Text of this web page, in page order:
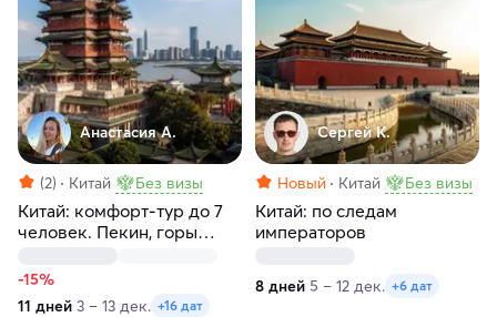
Анастасия А.
(2) Китай Без визы
Китай: комфорт-тур до 7
человек. Пекин, горы
Шанхай, Терракотовая
армия
-15%
11 дней 3 – 13 дек. +16 дат
Сергей К.
Новый Китай Без визы
Китай: по следам
императоров
8 дней 5 – 12 дек. +6 дат